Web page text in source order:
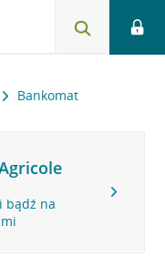
Bankomat
bądź na